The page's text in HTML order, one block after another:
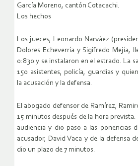
García Moreno, cantón Cotacachi.
Los hechos
Los jueces, Leonardo Narváez
Dolores Echeverría y Sigifredo Mejía,
0:830 y se instalaron en el estrado. La
150 asistentes, policía, guardias y
la acusación y la defensa.
El abogado defensor de Ramírez,
15 minutos después de la hora prevista.
audiencia y dio paso a las ponencias
acusador, David Vaca y de la defensa
dio un plazo de 7 minutos.